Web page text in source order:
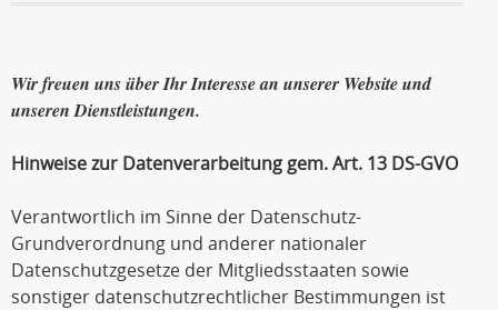
Wir freuen uns über Ihr Interesse an unserer Website und
unseren Dienstleistungen.
Hinweise zur Datenverarbeitung gem. Art. 13 DS-GVO
Verantwortlich im Sinne der Datenschutz-
Grundverordnung und anderer nationaler
Datenschutzgesetze der Mitgliedsstaaten sowie
sonstiger datenschutzrechtlicher Bestimmungen ist